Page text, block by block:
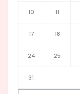
10 11
17 18
24 25
31